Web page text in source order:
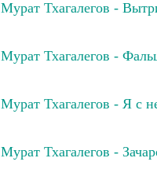
Мурат Тхагалегов -
Мурат Тхагалегов -
Мурат Тхагалегов - Я с
Мурат Тхагалегов -